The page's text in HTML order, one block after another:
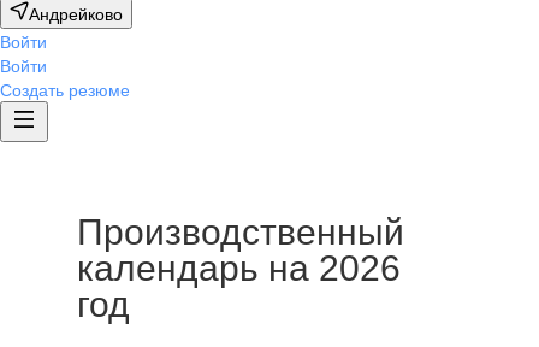
Андрейково
Войти
Войти
Создать резюме
Производственный
календарь на 2026
год